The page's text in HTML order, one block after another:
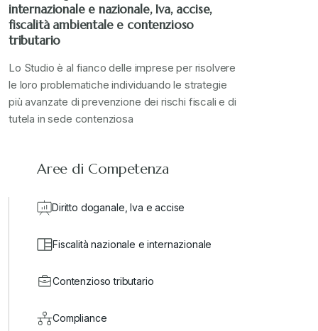
Stampa 2023
Stampa 2024
valore in dogana
internazionale e nazionale, Iva, accise,
fiscalità ambientale e contenzioso
tributario
Lo Studio è al fianco delle imprese per risolvere
le loro problematiche individuando le strategie
più avanzate di prevenzione dei rischi fiscali e di
tutela in sede contenziosa
Aree di Competenza
Diritto doganale, Iva e accise
Fiscalità nazionale e internazionale
Contenzioso tributario
Compliance